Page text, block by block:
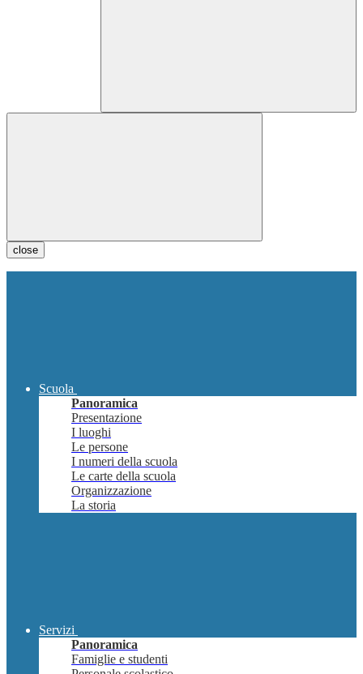
close
Scuola
Panoramica
Presentazione
I luoghi
Le persone
I numeri della scuola
Le carte della scuola
Organizzazione
La storia
Servizi
Panoramica
Famiglie e studenti